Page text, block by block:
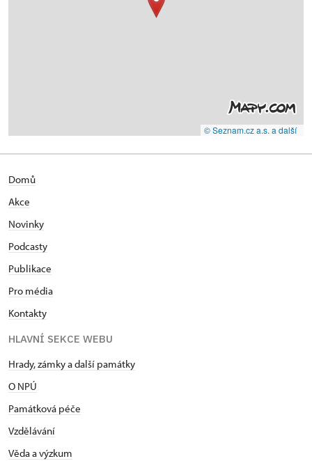
© Seznam.cz a.s. a další
Domů
Akce
Novinky
Podcasty
Publikace
Pro média
Kontakty
HLAVNÍ SEKCE WEBU
Hrady, zámky a další památky
O NPÚ
Památková péče
Vzdělávání
Věda a výzkum